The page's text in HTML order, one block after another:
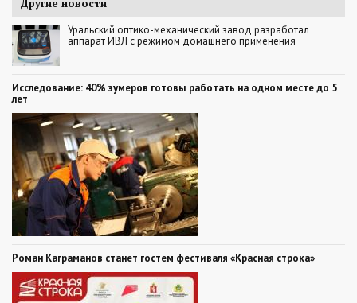
Другие новости
Уральский оптико-механический завод разработал
аппарат ИВЛ с режимом домашнего применения
Исследование: 40% зумеров готовы работать на одном месте до 5
лет
Роман Каграманов станет гостем фестиваля «Красная строка»